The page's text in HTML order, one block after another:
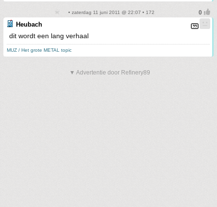
• zaterdag 11 juni 2011 @ 22:07 • 172
Heubach
dit wordt een lang verhaal
MUZ / Het grote METAL topic
▼ Advertentie door Refinery89